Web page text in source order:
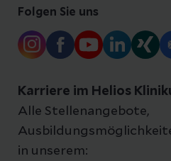
Folgen Sie uns
Karriere im Helios
Alle Stellenangebote,
in unserem: